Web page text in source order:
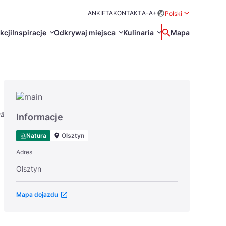
ANKIETAKONTAKTA-A+
Polski
Inspiracje
Certyfikaty POT
Odkrywaj miejsca Kulinaria
Restauracje Michelin
Wyszukaj
Mapa
Informacje
Natura Olsztyn
Adres
Olsztyn
Mapa dojazdu